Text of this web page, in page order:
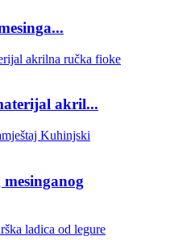
akril...